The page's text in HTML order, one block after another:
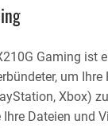
Gaming ist
um Ihre
Xbox)
Dateien und